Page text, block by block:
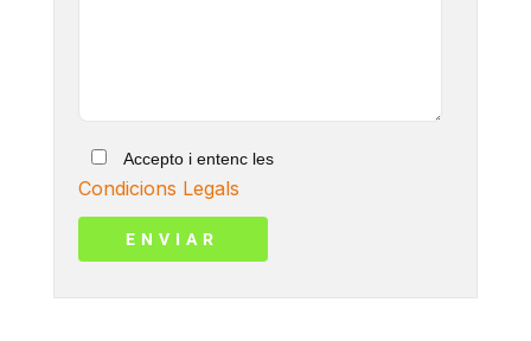
Accepto i entenc les
Condicions Legals